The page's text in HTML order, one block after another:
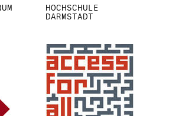
HOCHSCHULE
DARMSTADT